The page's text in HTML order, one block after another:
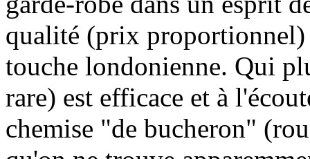
qualité (prix proportionnel)
touche londonienne. Qui
rare) est efficace et à
chemise "de bucheron"